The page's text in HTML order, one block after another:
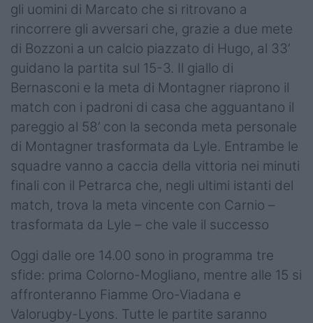
gli uomini di Marcato che si ritrovano a
rincorrere gli avversari che, grazie a due mete
di Bozzoni a un calcio piazzato di Hugo, al 33’
guidano la partita sul 15-3. Il giallo di
Bernasconi e la meta di Montagner riaprono il
match con i padroni di casa che agguantano il
pareggio al 58’ con la seconda meta personale
di Montagner trasformata da Lyle. Entrambe le
squadre vanno a caccia della vittoria nei minuti
finali con il Petrarca che, negli ultimi istanti del
match, trova la meta vincente con Carnio –
trasformata da Lyle – che vale il successo
Oggi dalle ore 14.00 sono in programma tre
sfide: prima Colorno-Mogliano, mentre alle 15 si
affronteranno Fiamme Oro-Viadana e
Valorugby-Lyons. Tutte le partite saranno